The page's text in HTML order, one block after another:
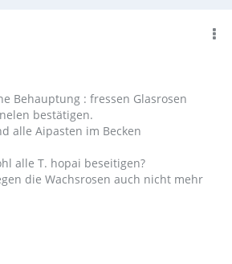
Behauptung : fressen Glasrosen
bestätigen.
alle Aipasten im Becken
alle T. hopai beseitigen?
die Wachsrosen auch nicht mehr